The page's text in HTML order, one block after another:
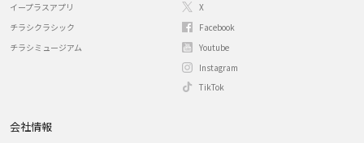
イープラスアプリ
チラシクラシック
チラシミュージアム
X
Facebook
Youtube
Instagram
TikTok
会社情報